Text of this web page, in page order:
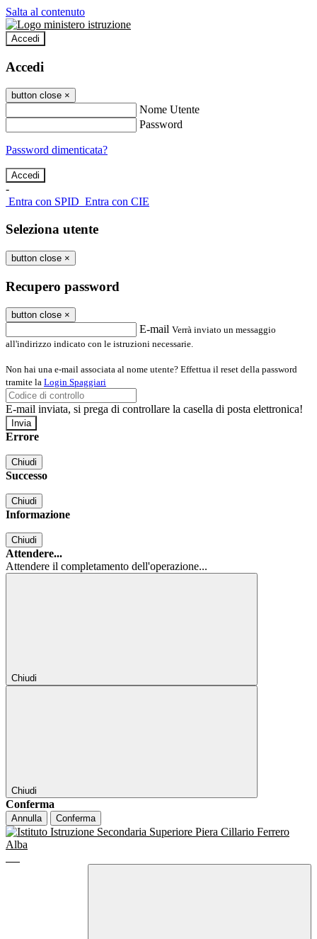
Salta al contenuto
Accedi
Accedi
button close ×
Nome Utente
Password
Password dimenticata?
-
Entra con SPID Entra con CIE
Seleziona utente
button close ×
Recupero password
button close ×
E-mail Verrà inviato un messaggio
all'indirizzo indicato con le istruzioni necessarie.
Non hai una e-mail associata al nome utente? Effettua il reset della password
tramite la Login Spaggiari
E-mail inviata, si prega di controllare la casella di posta elettronica!
Errore
Chiudi
Successo
Chiudi
Informazione
Chiudi
Attendere...
Attendere il completamento dell'operazione...
Chiudi
Chiudi
Conferma
Annulla Conferma